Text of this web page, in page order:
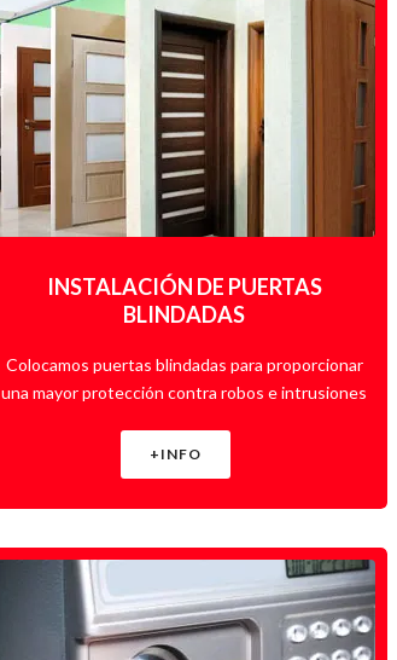
INSTALACIÓN DE PUERTAS
BLINDADAS
Colocamos puertas blindadas para proporcionar
una mayor protección contra robos e intrusiones
+INFO